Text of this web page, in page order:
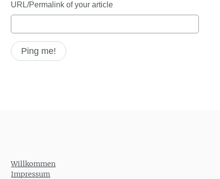
URL/Permalink of your article
Willkommen
Impressum